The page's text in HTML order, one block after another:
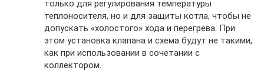
только для регулирования температуры
теплоносителя, но и для защиты котла, чтобы не
допускать «холостого» хода и перегрева. При
этом установка клапана и схема будут не такими,
как при использовании в сочетании с
коллектором.